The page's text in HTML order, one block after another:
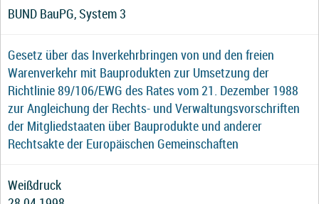
BUND BauPG, System 3
Gesetz über das Inverkehrbringen von und den freien
Warenverkehr mit Bauprodukten zur Umsetzung der
Richtlinie 89/106/EWG des Rates vom 21. Dezember 1988
zur Angleichung der Rechts- und Verwaltungsvorschriften
der Mitgliedstaaten über Bauprodukte und anderer
Rechtsakte der Europäischen Gemeinschaften
Weißdruck